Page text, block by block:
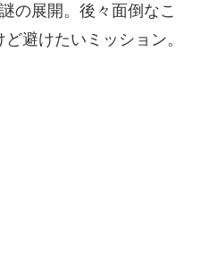
の展開。後々面倒なこ
避けたいミッション。